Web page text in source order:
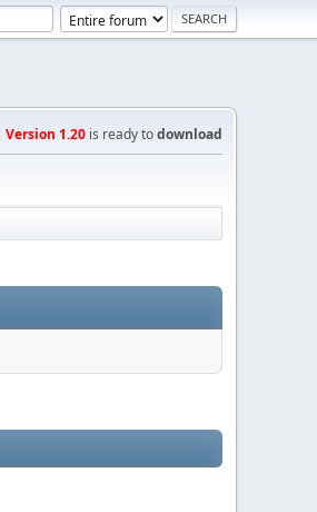
Version 1.20 is ready todownload